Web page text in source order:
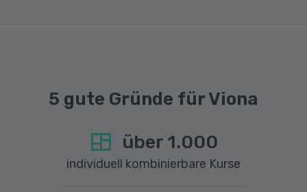
5 gute Gründe für Viona
über 1.000
individuell kombinierbare Kurse